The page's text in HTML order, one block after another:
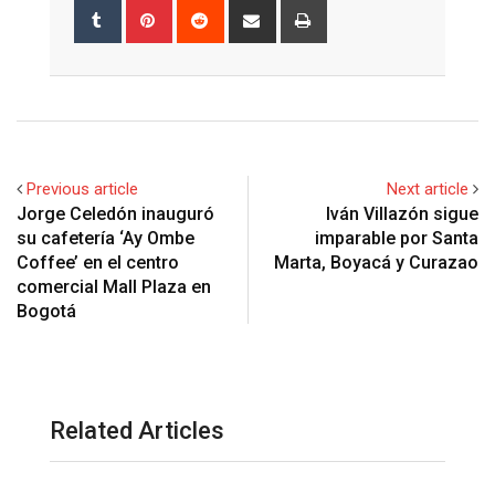
Tumblr Pinterest Reddit
Share
Previous article
Jorge Celedón inauguró
su cafetería ‘Ay Ombe
Coffee’ en el centro
comercial Mall Plaza en
Bogotá
Next article
Iván Villazón sigue
imparable por Santa
Marta, Boyacá y Curazao
Related Articles